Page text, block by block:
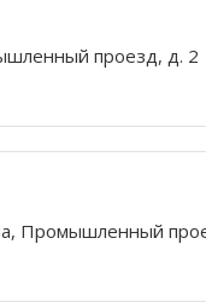
проезд, д. 2
Промышленный